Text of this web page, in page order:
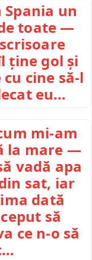
un
toate —
ține gol și
cine să-l
eu…
mi-am
la mare —
vadă apa
sat, iar
dată
să
ce n-o să